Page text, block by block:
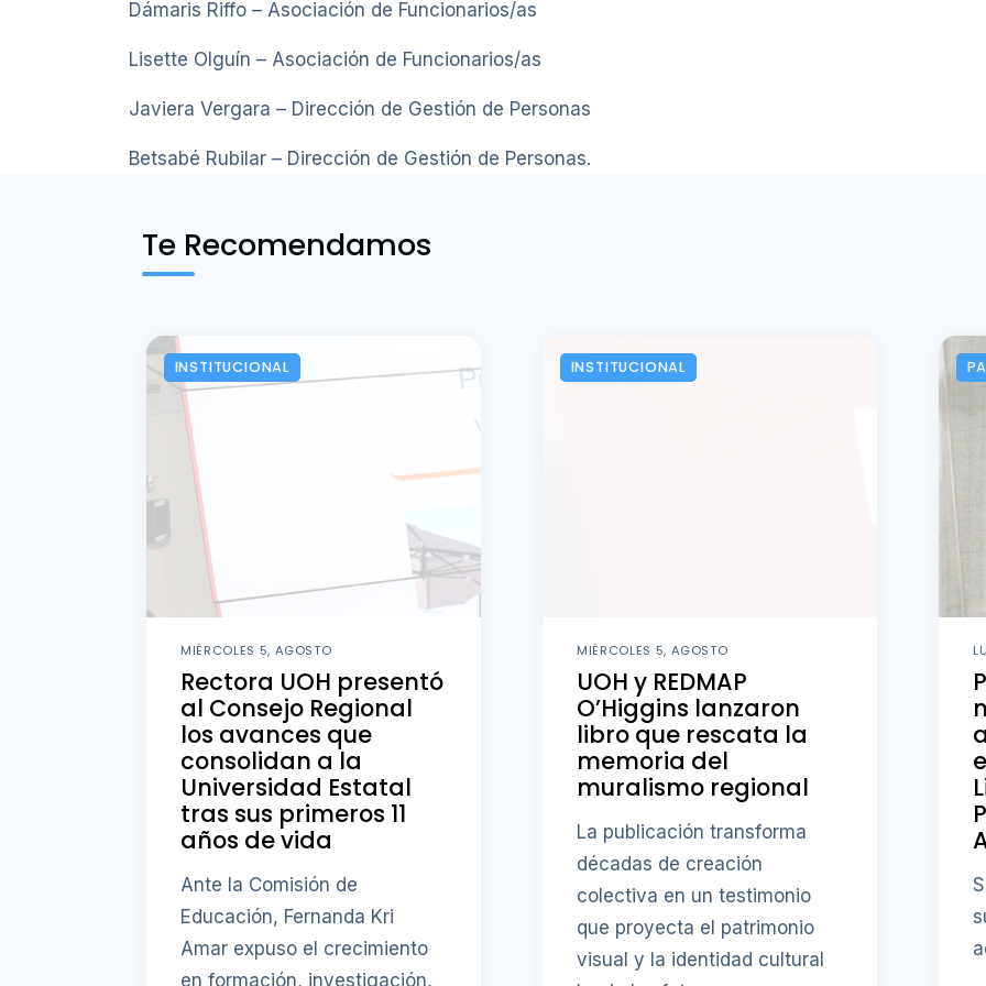
Dámaris Riffo – Asociación de Funcionarios/as
Lisette Olguín – Asociación de Funcionarios/as
Javiera Vergara – Dirección de Gestión de Personas
Betsabé Rubilar – Dirección de Gestión de Personas.
Te Recomendamos
INSTITUCIONAL
MIÉRCOLES 5, AGOSTO
Rectora UOH presentó
al Consejo Regional
los avances que
consolidan a la
Universidad Estatal
tras sus primeros 11
años de vida
Ante la Comisión de
Educación, Fernanda Kri
Amar expuso el crecimiento
en formación, investigación,
INSTITUCIONAL
MIÉRCOLES 5, AGOSTO
UOH y REDMAP
O’Higgins lanzaron
libro que rescata la
memoria del
muralismo regional
La publicación transforma
décadas de creación
colectiva en un testimonio
que proyecta el patrimonio
visual y la identidad cultural